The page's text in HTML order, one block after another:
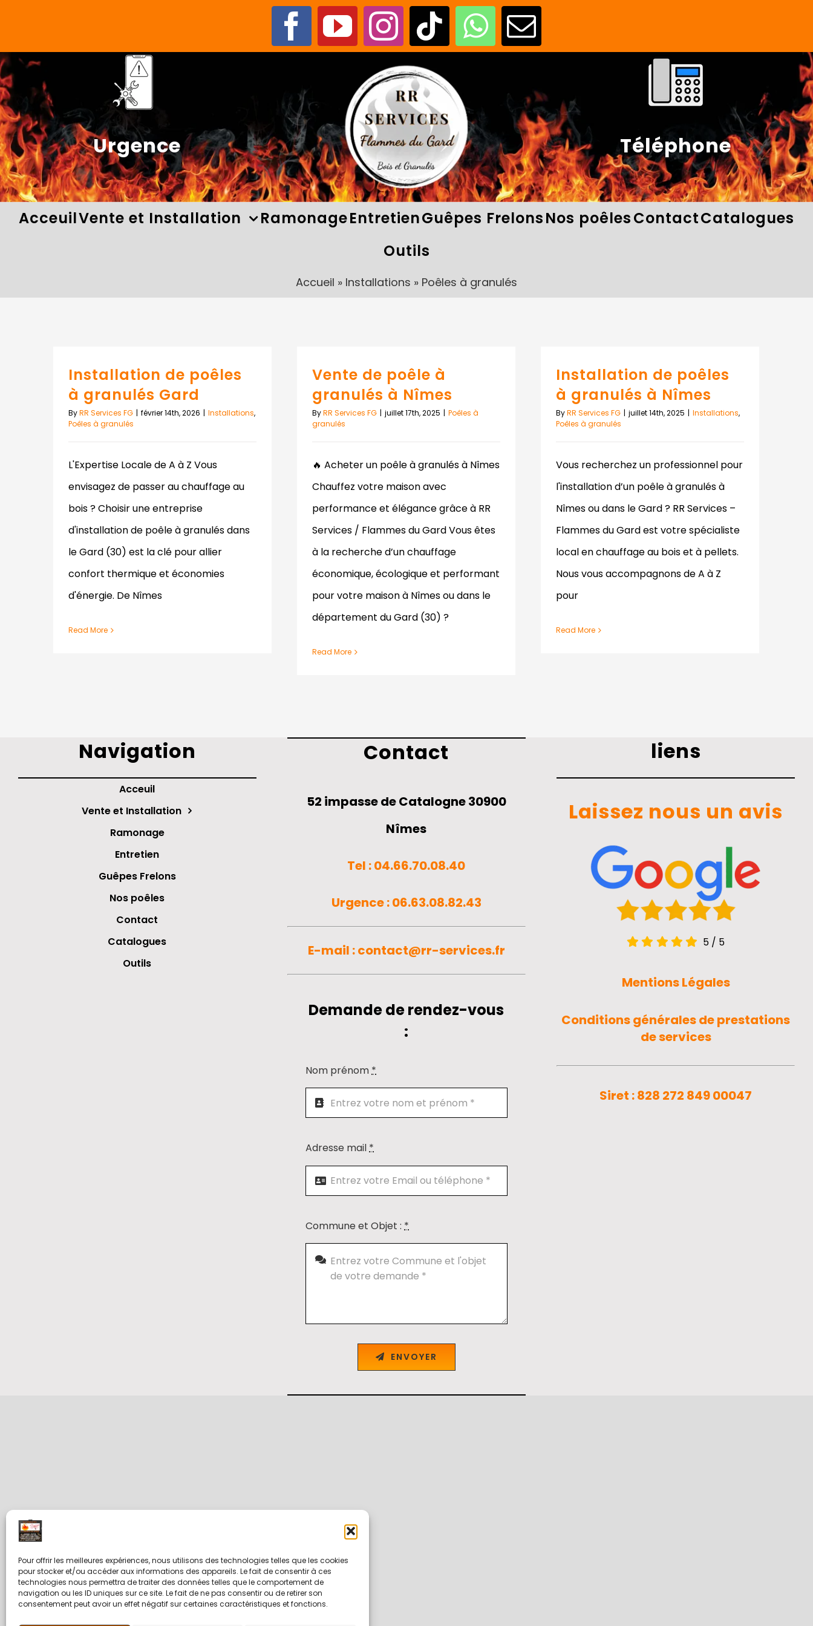
Pour offrir les meilleures expériences, nous utilisons des technologies telles que les cookies
pour stocker et/ou accéder aux informations des appareils. Le fait de consentir à ces
technologies nous permettra de traiter des données telles que le comportement de
navigation ou les ID uniques sur ce site. Le fait de ne pas consentir ou de retirer son
consentement peut avoir un effet négatif sur certaines caractéristiques et fonctions.
content
Urgence Téléphone
AcceuilVente et Installation RamonageEntretienGuêpes FrelonsNos poêlesContactCatalogues
Outils
Accueil » Installations » Poêles à granulés
Installation de poêles
à granulés Gard
ByRR Services FG | février 14th, 2026 | Installations,
Poêles à granulés
L'Expertise Locale de A à Z Vous
envisagez de passer au chauffage au
bois ? Choisir une entreprise
d'installation de poêle à granulés dans
le Gard (30) est la clé pour allier
confort thermique et économies
d'énergie. De Nîmes
Read More
Vente de poêle à
granulés à Nîmes
ByRR Services FG | juillet 17th, 2025 | Poêles à
granulés
🔥 Acheter un poêle à granulés à Nîmes
Chauffez votre maison avec
performance et élégance grâce à RR
Services / Flammes du Gard Vous êtes
à la recherche d’un chauffage
économique, écologique et performant
pour votre maison à Nîmes ou dans le
département du Gard (30) ?
Read More
Installation de poêles
à granulés à Nîmes
ByRR Services FG | juillet 14th, 2025 | Installations,
Poêles à granulés
Vous recherchez un professionnel pour
l'installation d’un poêle à granulés à
Nîmes ou dans le Gard ? RR Services –
Flammes du Gard est votre spécialiste
local en chauffage au bois et à pellets.
Nous vous accompagnons de A à Z
pour
Read More
Navigation
Acceuil
Vente et Installation
Ramonage
Entretien
Guêpes Frelons
Nos poêles
Contact
Catalogues
Outils
Contact
52 impasse de Catalogne 30900
Nîmes
Tel : 04.66.70.08.40
Urgence : 06.63.08.82.43
E-mail :contact@rr-services.fr
Demande de rendez-vous
:
Nom prénom*
Adresse mail*
Commune et Objet : *
ENVOYER
liens
Laissez nous un avis
5 / 5
Mentions Légales
Conditions générales de prestations
de services
Siret : 828 272 849 00047